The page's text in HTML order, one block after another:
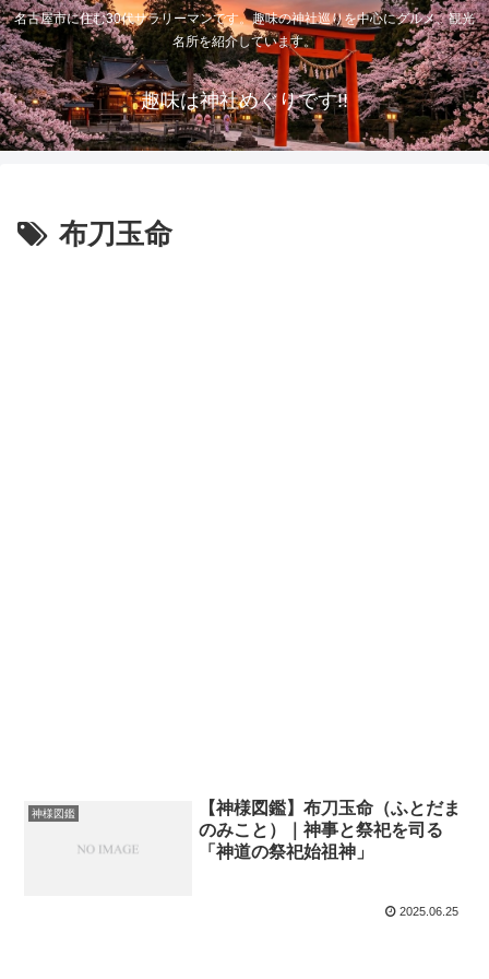
名古屋市に住む30代サラリーマンです。趣味の神社巡りを中心にグルメ、観光
名所を紹介しています。
趣味は神社めぐりです!!
布刀玉命
神様図鑑
【神様図鑑】布刀玉命（ふとだま
のみこと）｜神事と祭祀を司る
「神道の祭祀始祖神」
2025.06.25